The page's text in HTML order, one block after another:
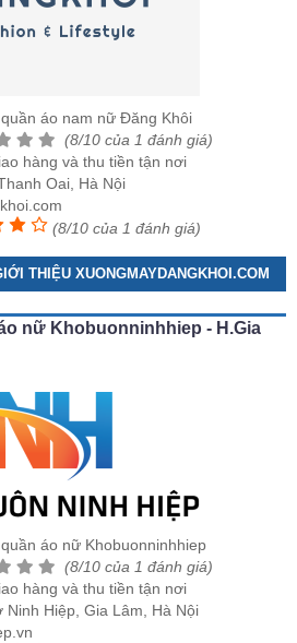
áo nam nữ Đăng Khôi
(8/10 của 1 đánh giá)
hàng và thu tiền tận nơi
Oai, Hà Nội
(8/10 của 1 đánh giá)
THIỆU XUONGMAYDANGKHOI.COM
nữ Khobuonninhhiep - H.Gia
áo nữ Khobuonninhhiep
(8/10 của 1 đánh giá)
hàng và thu tiền tận nơi
Ninh Hiệp, Gia Lâm, Hà Nội